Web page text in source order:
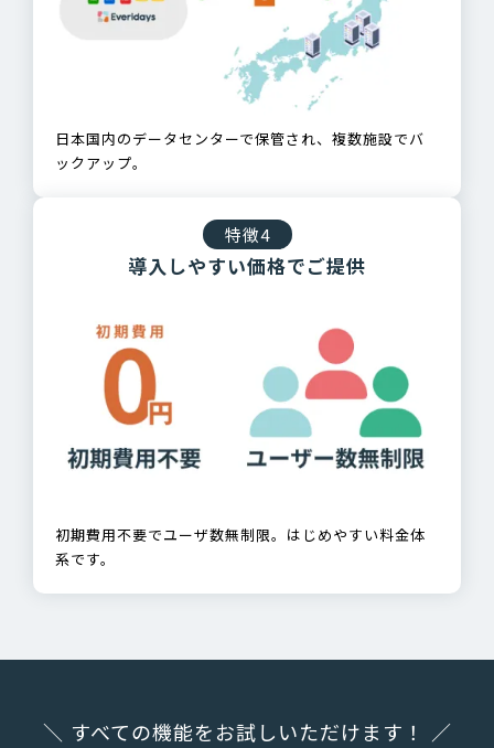
日本国内のデータセンターで保管され、複数施設でバ
ックアップ。
特徴4
導入しやすい価格でご提供
初期費用不要でユーザ数無制限。はじめやすい料金体
系です。
＼ すべての機能をお試しいただけます！ ／